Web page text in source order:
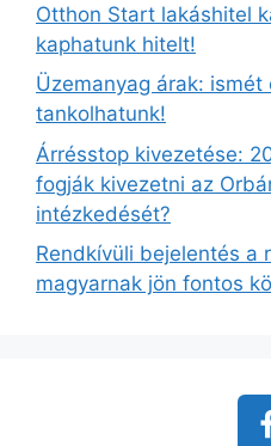
Otthon Start lakáshitel
kaphatunk hitelt!
Üzemanyag árak: ismét
tankolhatunk!
Árrésstop kivezetése:
fogják kivezetni az
intézkedését?
Rendkívüli bejelentés a
magyarnak jön fontos